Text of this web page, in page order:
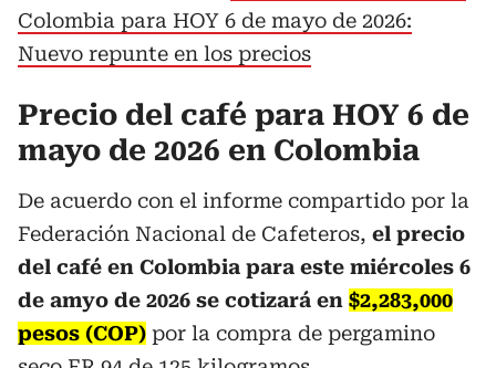
Colombia para HOY 6 de mayo de 2026:
Nuevo repunte en los precios
Precio del café para HOY 6 de
mayo de 2026 en Colombia
De acuerdo con el informe compartido por la
Federación Nacional de Cafeteros, el precio
del café en Colombia para este miércoles 6
de amyo de 2026 se cotizará en $2,283,000
pesos (COP) por la compra de pergamino